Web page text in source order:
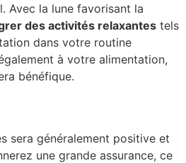
Avec la lune favorisant la
des activités relaxantes tels
dans votre routine
à votre alimentation,
bénéfique.
sera généralement positive et
une grande assurance, ce